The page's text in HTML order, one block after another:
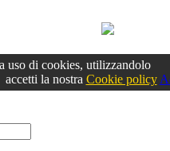
uso di cookies, utilizzandolo
accetti la nostra Cookie policy